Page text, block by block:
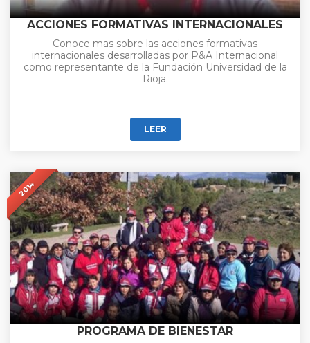
ACCIONES FORMATIVAS INTERNACIONALES
Conoce mas sobre las acciones formativas
internacionales desarrolladas por P&A Internacional
como representante de la Fundación Universidad de la
Rioja.
LEER
2014
PROGRAMA DE BIENESTAR